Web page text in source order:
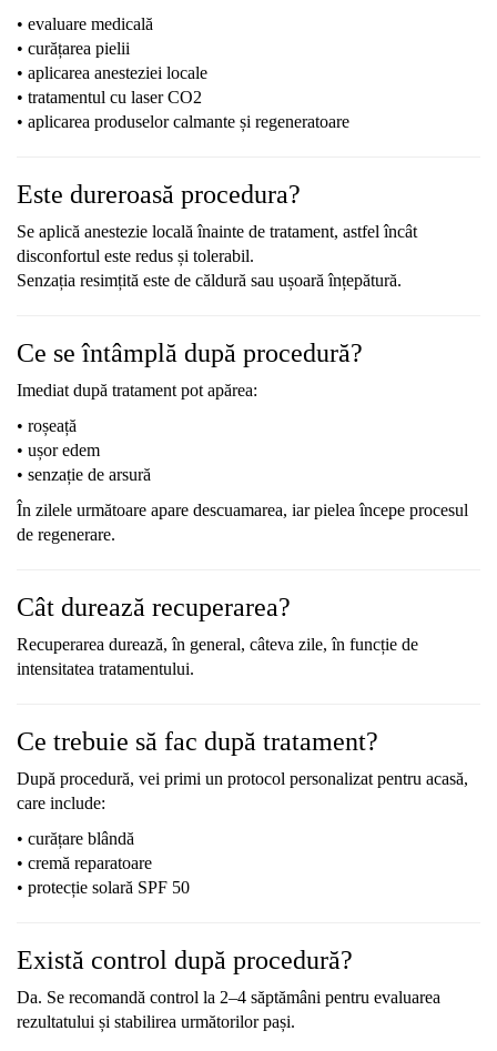
• evaluare medicală
• curățarea pielii
• aplicarea anesteziei locale
• tratamentul cu laser CO2
• aplicarea produselor calmante și regeneratoare
Este dureroasă procedura?
Se aplică anestezie locală înainte de tratament, astfel încât
disconfortul este redus și tolerabil.
Senzația resimțită este de căldură sau ușoară înțepătură.
Ce se întâmplă după procedură?
Imediat după tratament pot apărea:
• roșeață
• ușor edem
• senzație de arsură
În zilele următoare apare descuamarea, iar pielea începe procesul
de regenerare.
Cât durează recuperarea?
Recuperarea durează, în general, câteva zile, în funcție de
intensitatea tratamentului.
Ce trebuie să fac după tratament?
După procedură, vei primi un protocol personalizat pentru acasă,
care include:
• curățare blândă
• cremă reparatoare
• protecție solară SPF 50
Există control după procedură?
Da. Se recomandă control la 2–4 săptămâni pentru evaluarea
rezultatului și stabilirea următorilor pași.